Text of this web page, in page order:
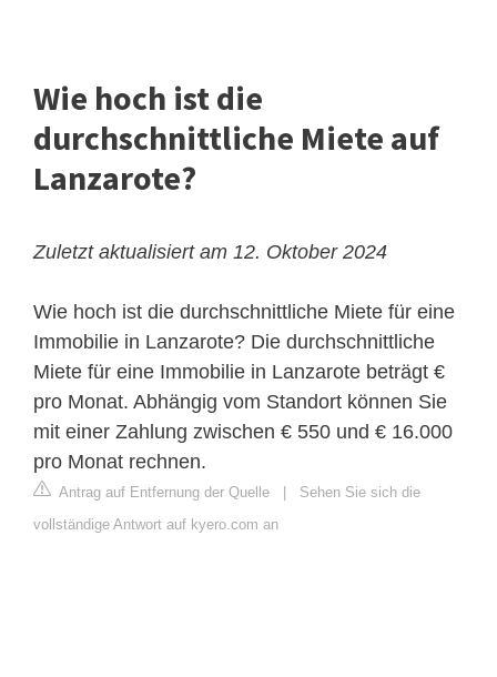
Wie hoch ist die
durchschnittliche Miete auf
Lanzarote?
Zuletzt aktualisiert am 12. Oktober 2024
Wie hoch ist die durchschnittliche Miete für eine
Immobilie in Lanzarote? Die durchschnittliche
Miete für eine Immobilie in Lanzarote beträgt €
pro Monat. Abhängig vom Standort können Sie
mit einer Zahlung zwischen € 550 und € 16.000
pro Monat rechnen.
Antrag auf Entfernung der Quelle
Sehen Sie sich die
vollständige Antwort auf kyero.com an